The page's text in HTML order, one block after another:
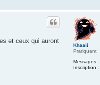
Khaali
Pratiquant
Messages :
Inscription :
et ceux qui auront